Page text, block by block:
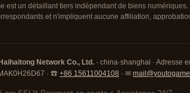
est un détaillant tiers indépendant de biens
et n'impliquent aucune affiliation,
Network Co., Ltd. · china·shanghai · Adresse
· ☎ +86 15611004108 · ✉